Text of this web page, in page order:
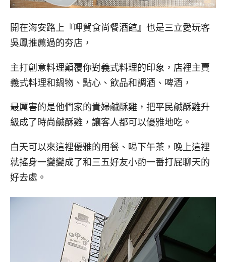
開在海安路上『呷賀食尚餐酒館』也是三立愛玩客
吳鳳推薦過的夯店，
主打創意料理顛覆你對義式料理的印象，店裡主賣
義式料理和鍋物、點心、飲品和調酒、啤酒，
最厲害的是他們家的貴婦鹹酥雞，把平民鹹酥雞升
級成了時尚鹹酥雞，讓客人都可以優雅地吃。
白天可以來這裡優雅的用餐、喝下午茶，晚上這裡
就搖身一變變成了和三五好友小酌一番打屁聊天的
好去處。